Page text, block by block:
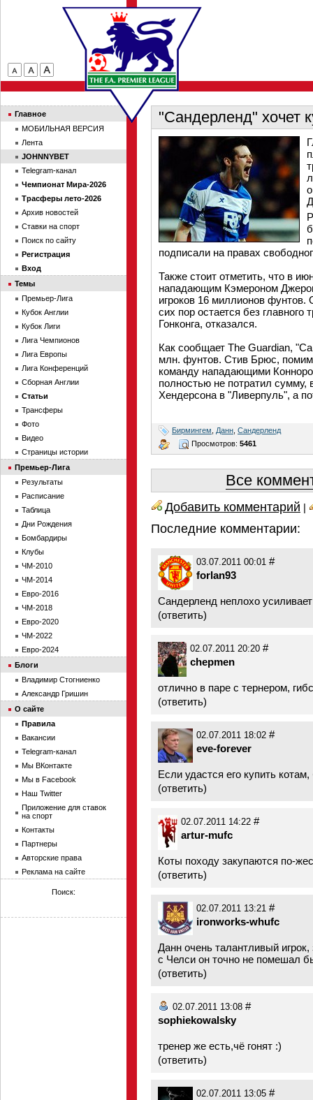
"Сандерленд" хочет
подписали на правах
Также стоит отметить, что в
нападающим Кэмероном
игроков 16 миллионов
сих пор остается без
Гонконга, отказался.
Как сообщает The Guardian,
млн. фунтов. Стив Брюс,
команду нападающими
полностью не потратил
Хендерсона в "Ливерпуль", а
Бирмингем Данн Сандерленд
Просмотров: 5461
Все
Добавить комментарий |
Последние комментарии:
03.07.2011 00:01 #
forlan93
Сандерленд неплохо
(ответить)
02.07.2011 20:20 #
chepmen
отлично в паре с тернером,
(ответить)
02.07.2011 18:02 #
eve-forever
Если удастся его купить
(ответить)
02.07.2011 14:22 #
artur-mufc
Коты походу закупаются по-
(ответить)
02.07.2011 13:21 #
ironworks-whufc
Данн очень талантливый
с Челси он точно не помешал
(ответить)
02.07.2011 13:08 #
sophiekowalsky
тренер же есть,чё гонят :)
(ответить)
02.07.2011 13:05 #
Главное
МОБИЛЬНАЯ ВЕРСИЯ
Лента
JOHNNYBET
Telegram-канал
Чемпионат Мира-2026
Трасферы лето-2026
Архив новостей
Ставки на спорт
Поиск по сайту
Регистрация
Вход
Темы
Премьер-Лига
Кубок Англии
Кубок Лиги
Лига Чемпионов
Лига Европы
Лига Конференций
Сборная Англии
Статьи
Трансферы
Фото
Видео
Страницы истории
Премьер-Лига
Результаты
Расписание
Таблица
Дни Рождения
Бомбардиры
Клубы
ЧМ-2010
ЧМ-2014
Евро-2016
ЧМ-2018
Евро-2020
ЧМ-2022
Евро-2024
Блоги
Владимир Стогниенко
Александр Гришин
О сайте
Правила
Вакансии
Telegram-канал
Мы ВКонтакте
Мы в Facebook
Наш Twitter
Приложение для ставок
на спорт
Контакты
Партнеры
Авторские права
Реклама на сайте
Поиск: